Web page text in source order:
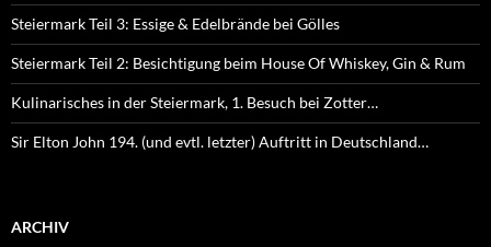
Steiermark Teil 3: Essige & Edelbrände bei Gölles
Steiermark Teil 2: Besichtigung beim House Of Whiskey, Gin & Rum
Kulinarisches in der Steiermark, 1. Besuch bei Zotter…
Sir Elton John 194. (und evtl. letzter) Auftritt in Deutschland…
ARCHIV